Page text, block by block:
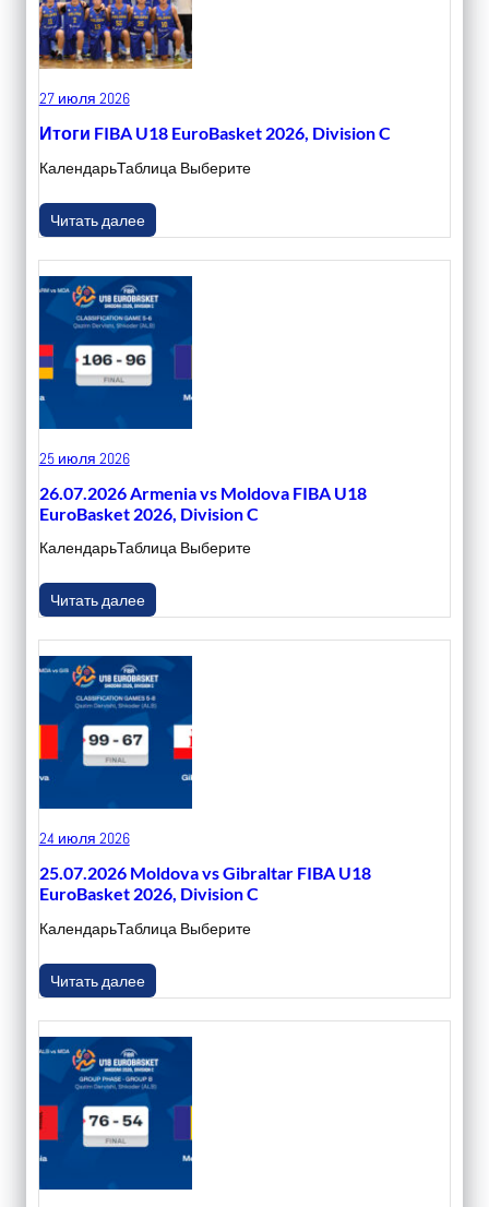
27 июля 2026
Итоги FIBA U18 EuroBasket 2026, Division C
КалендарьТаблица Выберите
Читать далее
25 июля 2026
26.07.2026 Armenia vs Moldova FIBA U18
EuroBasket 2026, Division C
КалендарьТаблица Выберите
Читать далее
24 июля 2026
25.07.2026 Moldova vs Gibraltar FIBA U18
EuroBasket 2026, Division C
КалендарьТаблица Выберите
Читать далее